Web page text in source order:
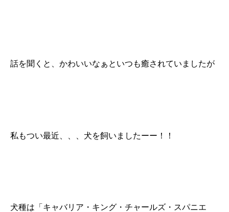
話を聞くと、かわいいなぁといつも癒されていましたが
私もつい最近、、、犬を飼いましたーー！！
犬種は「キャバリア・キング・チャールズ・スパニエ